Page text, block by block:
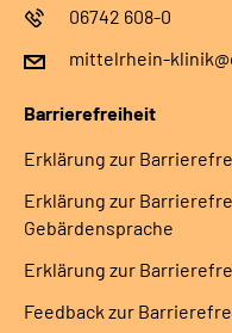
06742 608-0
mittelrhein-
Barrierefreiheit
Erklärung zur
Erklärung zur
Gebärdensprache
Erklärung zur
Feedback zur